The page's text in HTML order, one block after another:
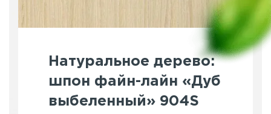
Натуральное дерево:
шпон файн-лайн «Дуб
выбеленный» 904S